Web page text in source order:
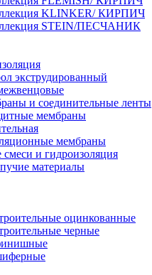
KLINKER/ КИРПИЧ
STEIN/ПЕСЧАНИК
экструдированный
и соединительные ленты
мембраны
мембраны
и гидроизоляция
материалы
оцинкованные
черные